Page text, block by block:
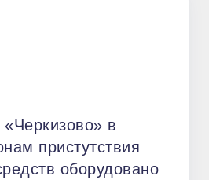
в
пристутствия
оборудовано